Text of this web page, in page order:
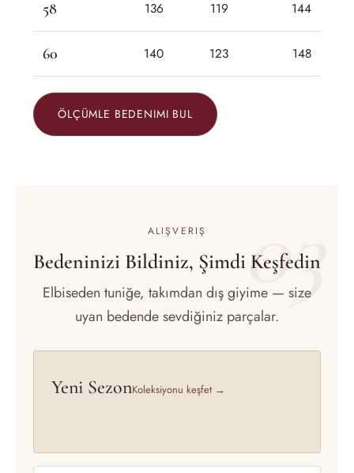
58 136 119 144
60 140 123 148
ÖLÇÜMLE BEDENIMI BUL
03
ALIŞVERIŞ
Bedeninizi Bildiniz, Şimdi Keşfedin
Elbiseden tuniğe, takımdan dış giyime — size
uyan bedende sevdiğiniz parçalar.
Yeni SezonKoleksiyonu keşfet →